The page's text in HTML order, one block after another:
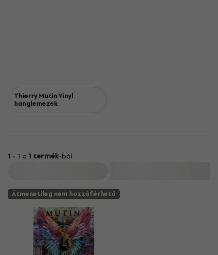
Thierry Mutin Vinyl
hanglemezek
1 - 1 a 1 termék-ból
Átmenetileg nem hozzáférhető